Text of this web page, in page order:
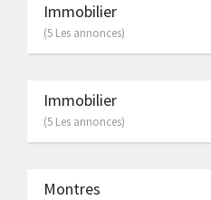
Immobilier
(5 Les annonces)
Immobilier
(5 Les annonces)
Montres